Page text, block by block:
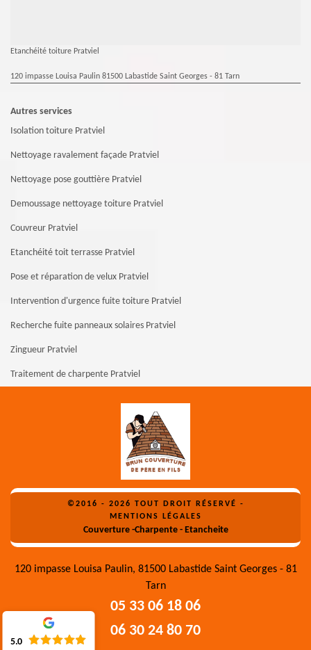
Etanchéité toiture Pratviel
120 impasse Louisa Paulin 81500 Labastide Saint Georges - 81 Tarn
Autres services
Isolation toiture Pratviel
Nettoyage ravalement façade Pratviel
Nettoyage pose gouttière Pratviel
Demoussage nettoyage toiture Pratviel
Couvreur Pratviel
Etanchéité toit terrasse Pratviel
Pose et réparation de velux Pratviel
Intervention d'urgence fuite toiture Pratviel
Recherche fuite panneaux solaires Pratviel
Zingueur Pratviel
Traitement de charpente Pratviel
©2016 - 2026 TOUT DROIT RÉSERVÉ -
MENTIONS LÉGALES
Couverture -Charpente - Etancheite
120 impasse Louisa Paulin, 81500 Labastide Saint Georges - 81
Tarn
05 33 06 18 06
06 30 24 80 70
5.0